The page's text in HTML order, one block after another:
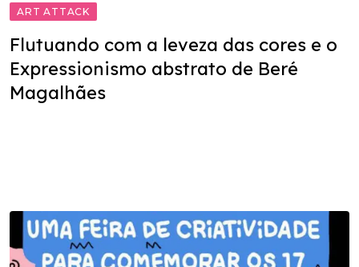
ART ATTACK
Flutuando com a leveza das cores e o
Expressionismo abstrato de Beré
Magalhães